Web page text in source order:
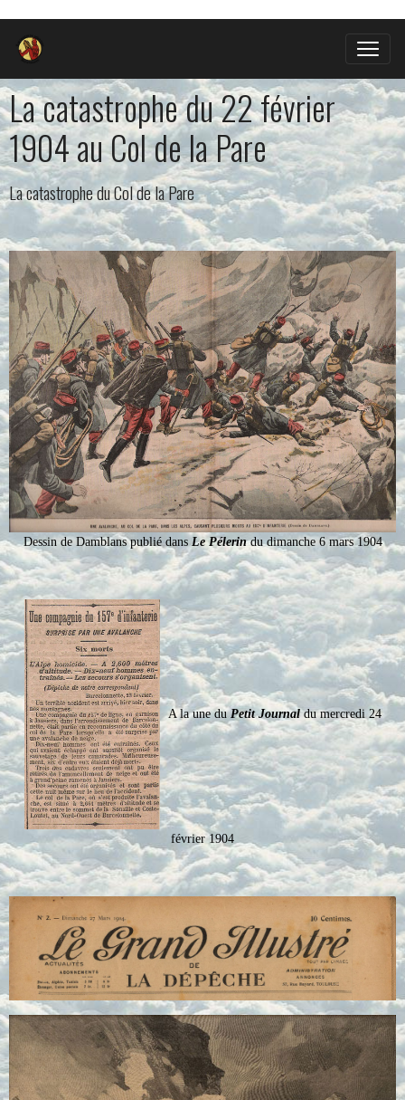
La catastrophe du 22 février
1904 au Col de la Pare
La catastrophe du Col de la Pare
Dessin de Damblans publié dans Le Pélerindu dimanche 6 mars 1904
A la une duPetit Journaldu mercredi 24
février 1904